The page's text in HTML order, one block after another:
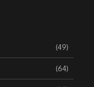
(49)
(64)